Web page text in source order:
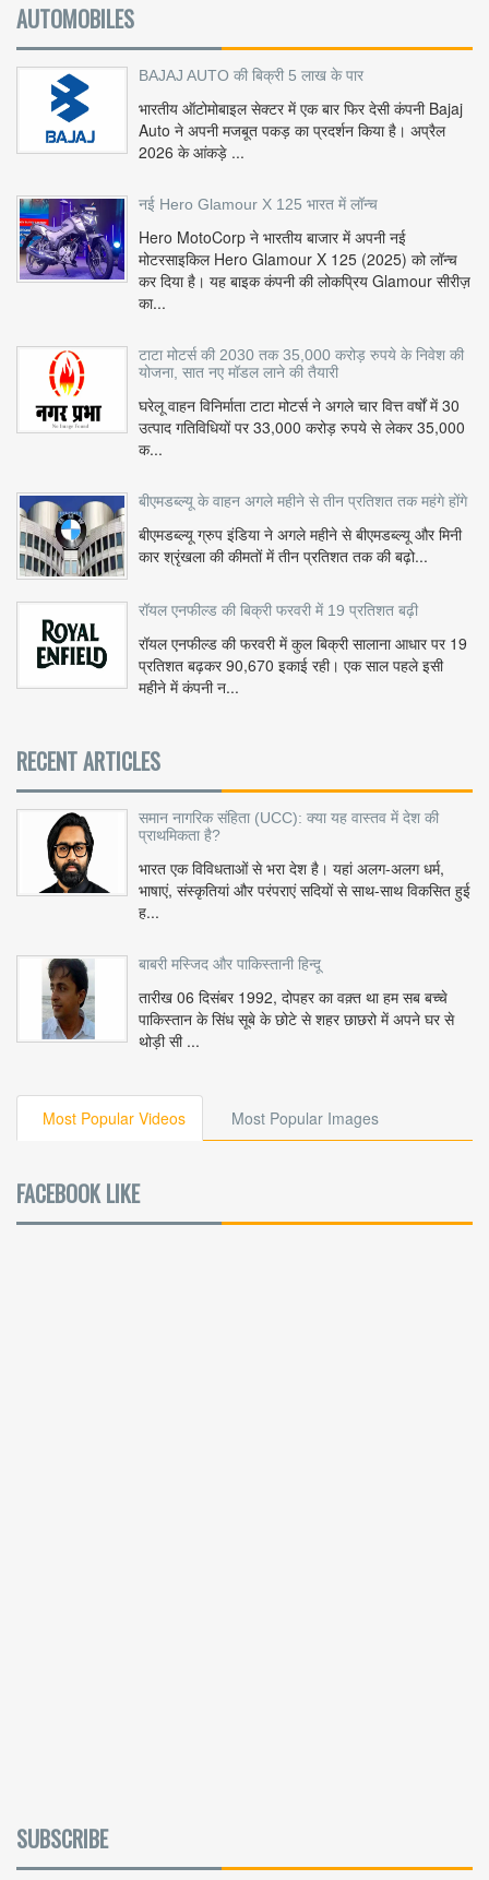
AUTOMOBILES
BAJAJ AUTO की बिक्री 5 लाख के पार
भारतीय ऑटोमोबाइल सेक्टर में एक बार फिर देसी कंपनी Bajaj
Auto ने अपनी मजबूत पकड़ का प्रदर्शन किया है। अप्रैल
2026 के आंकड़े ...
नई Hero Glamour X 125 भारत में लॉन्च
Hero MotoCorp ने भारतीय बाजार में अपनी नई
मोटरसाइकिल Hero Glamour X 125 (2025) को लॉन्च
कर दिया है। यह बाइक कंपनी की लोकप्रिय Glamour सीरीज़
का...
टाटा मोटर्स की 2030 तक 35,000 करोड़ रुपये के निवेश की
योजना, सात नए मॉडल लाने की तैयारी
घरेलू वाहन विनिर्माता टाटा मोटर्स ने अगले चार वित्त वर्षों में 30
उत्पाद गतिविधियों पर 33,000 करोड़ रुपये से लेकर 35,000
क...
बीएमडब्ल्यू के वाहन अगले महीने से तीन प्रतिशत तक महंगे होंगे
बीएमडब्ल्यू ग्रुप इंडिया ने अगले महीने से बीएमडब्ल्यू और मिनी
कार श्रृंखला की कीमतों में तीन प्रतिशत तक की बढ़ो...
रॉयल एनफील्ड की बिक्री फरवरी में 19 प्रतिशत बढ़ी
रॉयल एनफील्ड की फरवरी में कुल बिक्री सालाना आधार पर 19
प्रतिशत बढ़कर 90,670 इकाई रही। एक साल पहले इसी
महीने में कंपनी न...
RECENT ARTICLES
समान नागरिक संहिता (UCC): क्या यह वास्तव में देश की
प्राथमिकता है?
भारत एक विविधताओं से भरा देश है। यहां अलग-अलग धर्म,
भाषाएं, संस्कृतियां और परंपराएं सदियों से साथ-साथ विकसित हुई
ह...
बाबरी मस्जिद और पाकिस्तानी हिन्दू
तारीख 06 दिसंबर 1992, दोपहर का वक़्त था हम सब बच्चे
पाकिस्तान के सिंध सूबे के छोटे से शहर छाछरो में अपने घर से
थोड़ी सी ...
Most Popular Videos Most Popular Images
FACEBOOK LIKE
SUBSCRIBE